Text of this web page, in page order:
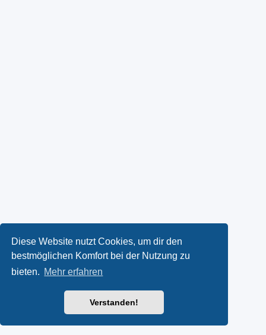
Diese Website nutzt Cookies, um dir den
bestmöglichen Komfort bei der Nutzung zu
bieten. Mehr erfahren
Verstanden!